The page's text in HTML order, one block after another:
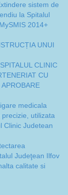
sistem de
la Spitalul
2014+
UNUI
CLINIC
CU
medicala
utilizata
Clinic Judetean
Judeţean Ilfov
calitate si